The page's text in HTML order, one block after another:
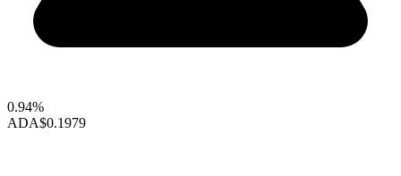
0.94%
ADA$0.1979